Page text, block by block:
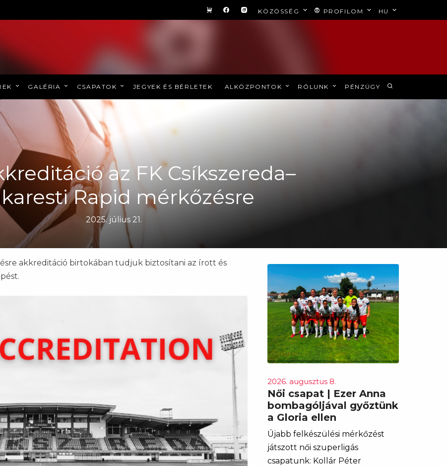
KÖZÖSSÉG PROFILOM HU
GALÉRIA CSAPATOK JEGYEK ÉS BÉRLETEK ALKÖZPONTOK RÓLUNK PÉNZÜGY
az FK Csíkszereda–
Rapid mérkőzésre
2025. július 21.
akkreditáció birtokában tudjuk biztosítani az írott és
2026. augusztus 8.
Női csapat | Ezer Anna
bombagóljával győztünk
a Gloria ellen
Újabb felkészülési mérkőzést
játszott női szuperligás
csapatunk: Kollár Péter